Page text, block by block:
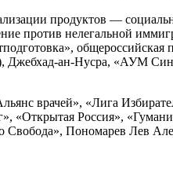
продуктов —
против нелегальной
ан-Нусра, «АУМ
врачей», «Лига
Россия»,
Свобода», Пономарев Лев